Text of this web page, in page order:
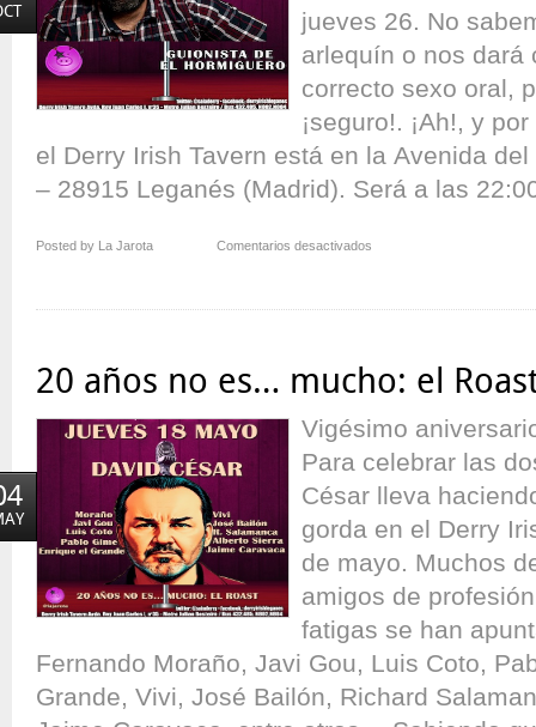
jueves 26. No
arlequín o nos dará
correcto sexo oral,
¡seguro!. ¡Ah!, y
el Derry Irish Tavern está en la Avenida
– 28915 Leganés (Madrid). Será a las
Posted by La Jarota Comentarios desactivados
20 años no es… mucho: el
Vigésimo
Para celebrar las
César lleva
gorda en el Derry
de mayo. Muchos
amigos de
fatigas se han
Fernando Moraño, Javi Gou, Luis Coto,
Grande, Vivi, José Bailón, Richard